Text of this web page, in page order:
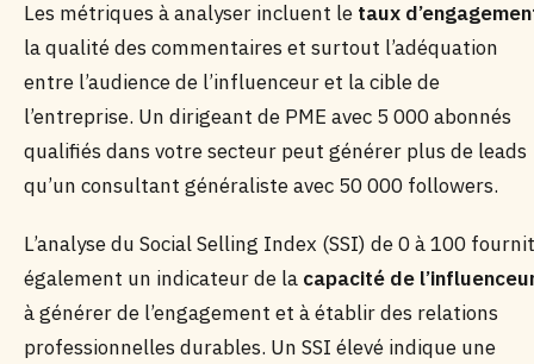
Les métriques à analyser incluent le taux
la qualité des commentaires et surtout l’adéquation
entre l’audience de l’influenceur et la cible de
l’entreprise. Un dirigeant de PME avec 5 000 abonnés
qualifiés dans votre secteur peut générer plus de leads
qu’un consultant généraliste avec 50 000 followers.
L’analyse du Social Selling Index (SSI) de 0 à 100 fournit
également un indicateur de la capacité de
à générer de l’engagement et à établir des relations
professionnelles durables. Un SSI élevé indique une